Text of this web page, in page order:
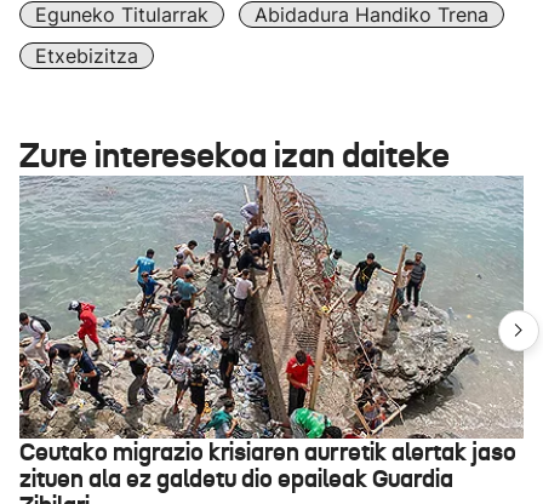
Eguneko Titularrak
Abidadura Handiko Trena
Etxebizitza
Zure interesekoa izan daiteke
Ceutako migrazio krisiaren aurretik alertak jaso
zituen ala ez galdetu dio epaileak Guardia